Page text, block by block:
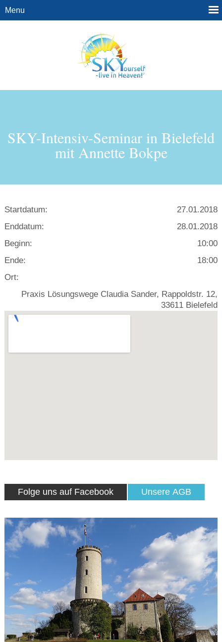
SKY-Intensiv-Seminar in Bielefeld
mit Annette Bokpe
Startdatum:
27.01.2018
Enddatum:
28.01.2018
Beginn:
10:00
Ende:
18:00
Ort:
Praxis Lösungswege Claudia Sander, Rappoldstr. 12,
33611 Bielefeld
Folge uns auf Facebook Unsere AGB